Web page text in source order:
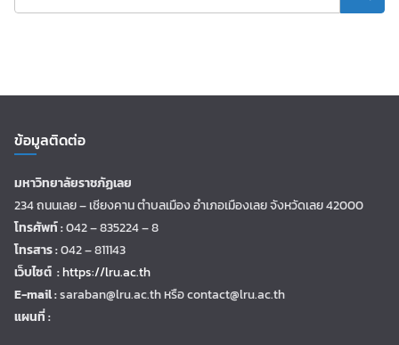
ข้อมูลติดต่อ
มหาวิทยาลัยราชภัฏเลย
234 ถนนเลย – เชียงคาน ตำบลเมือง อำเภอเมืองเลย จังหวัดเลย 42000
โทรศัพท์ :042 – 835224 – 8
โทรสาร :042 – 811143
เว็บไซต์ :https://lru.ac.th
E-mail :saraban@lru.ac.thหรือ contact@lru.ac.th
แผนที่ :